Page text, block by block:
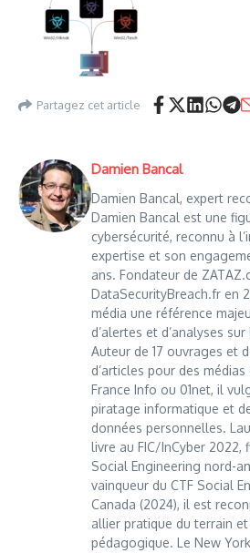
Partagez cet article
Damien Bancal
Damien Bancal, expert
Damien Bancal est une
cybersécurité, reconnu à
expertise et son
ans. Fondateur de
DataSecurityBreach.fr en
média une référence
d’alertes et d’analyses
Auteur de 17 ouvrages et
d’articles pour des
France Info ou 01net, il
piratage informatique et
données personnelles.
livre au FIC/InCyber 2022,
Social Engineering nord-
vainqueur du CTF Social
Canada (2024), il est
allier pratique du terrain
pédagogique. Le New